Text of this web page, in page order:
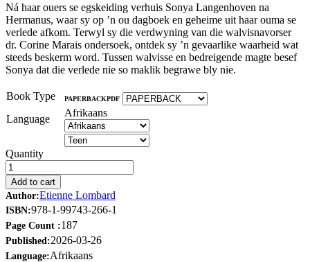
Ná haar ouers se egskeiding verhuis Sonya Langenhoven na
Hermanus, waar sy op ’n ou dagboek en geheime uit haar ouma se
verlede afkom. Terwyl sy die verdwyning van die walvisnavorser
dr. Corine Marais ondersoek, ontdek sy ’n gevaarlike waarheid wat
steeds beskerm word. Tussen walvisse en bedreigende magte besef
Sonya dat die verlede nie so maklik begrawe bly nie.
Book Type PAPERBACKPDF
Language
Afrikaans
Quantity
Add to cart
Author:Etienne Lombard
ISBN:978-1-99743-266-1
Page Count :187
Published:2026-03-26
Language:Afrikaans